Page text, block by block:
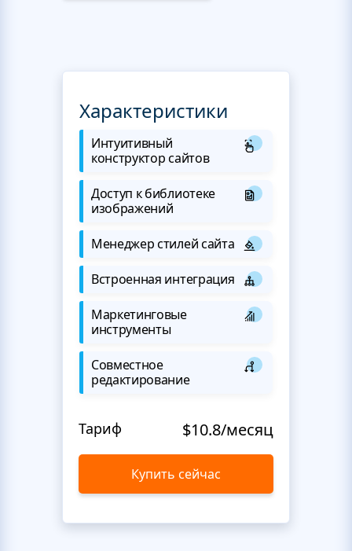
Характеристики
Интуитивный
конструктор сайтов
Доступ к библиотеке
изображений
Менеджер стилей сайта
Встроенная интеграция
Маркетинговые
инструменты
Совместное
редактирование
Тариф $10.8/месяц
Купить сейчас